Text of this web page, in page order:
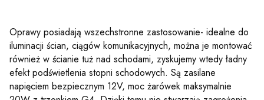
Oprawy posiadają wszechstronne zastosowanie- idealne do
iluminacji ścian, ciągów komunikacyjnych, można je montować
również w ścianie tuż nad schodami, zyskujemy wtedy ładny
efekt podświetlenia stopni schodowych. Są zasilane
napięciem bezpiecznym 12V, moc żarówek maksymalnie